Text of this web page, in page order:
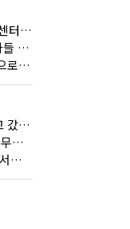
건설사 입맛 다시는 데이터센터…암초는 '주민 반대'
반도체 800조 투자…건설사들 "물 들어온다!"
'1.3조' 성수4지구, 롯데 품으로…'성수르엘 S70' 거듭
마곡서 성수까지 '한강' 타고 갔습니다
"타이어 절반 물에 잠기면? 무조건 탈출하세요"
양재IC 정체 줄인다…성남-서초 고속도로 2029년 착공